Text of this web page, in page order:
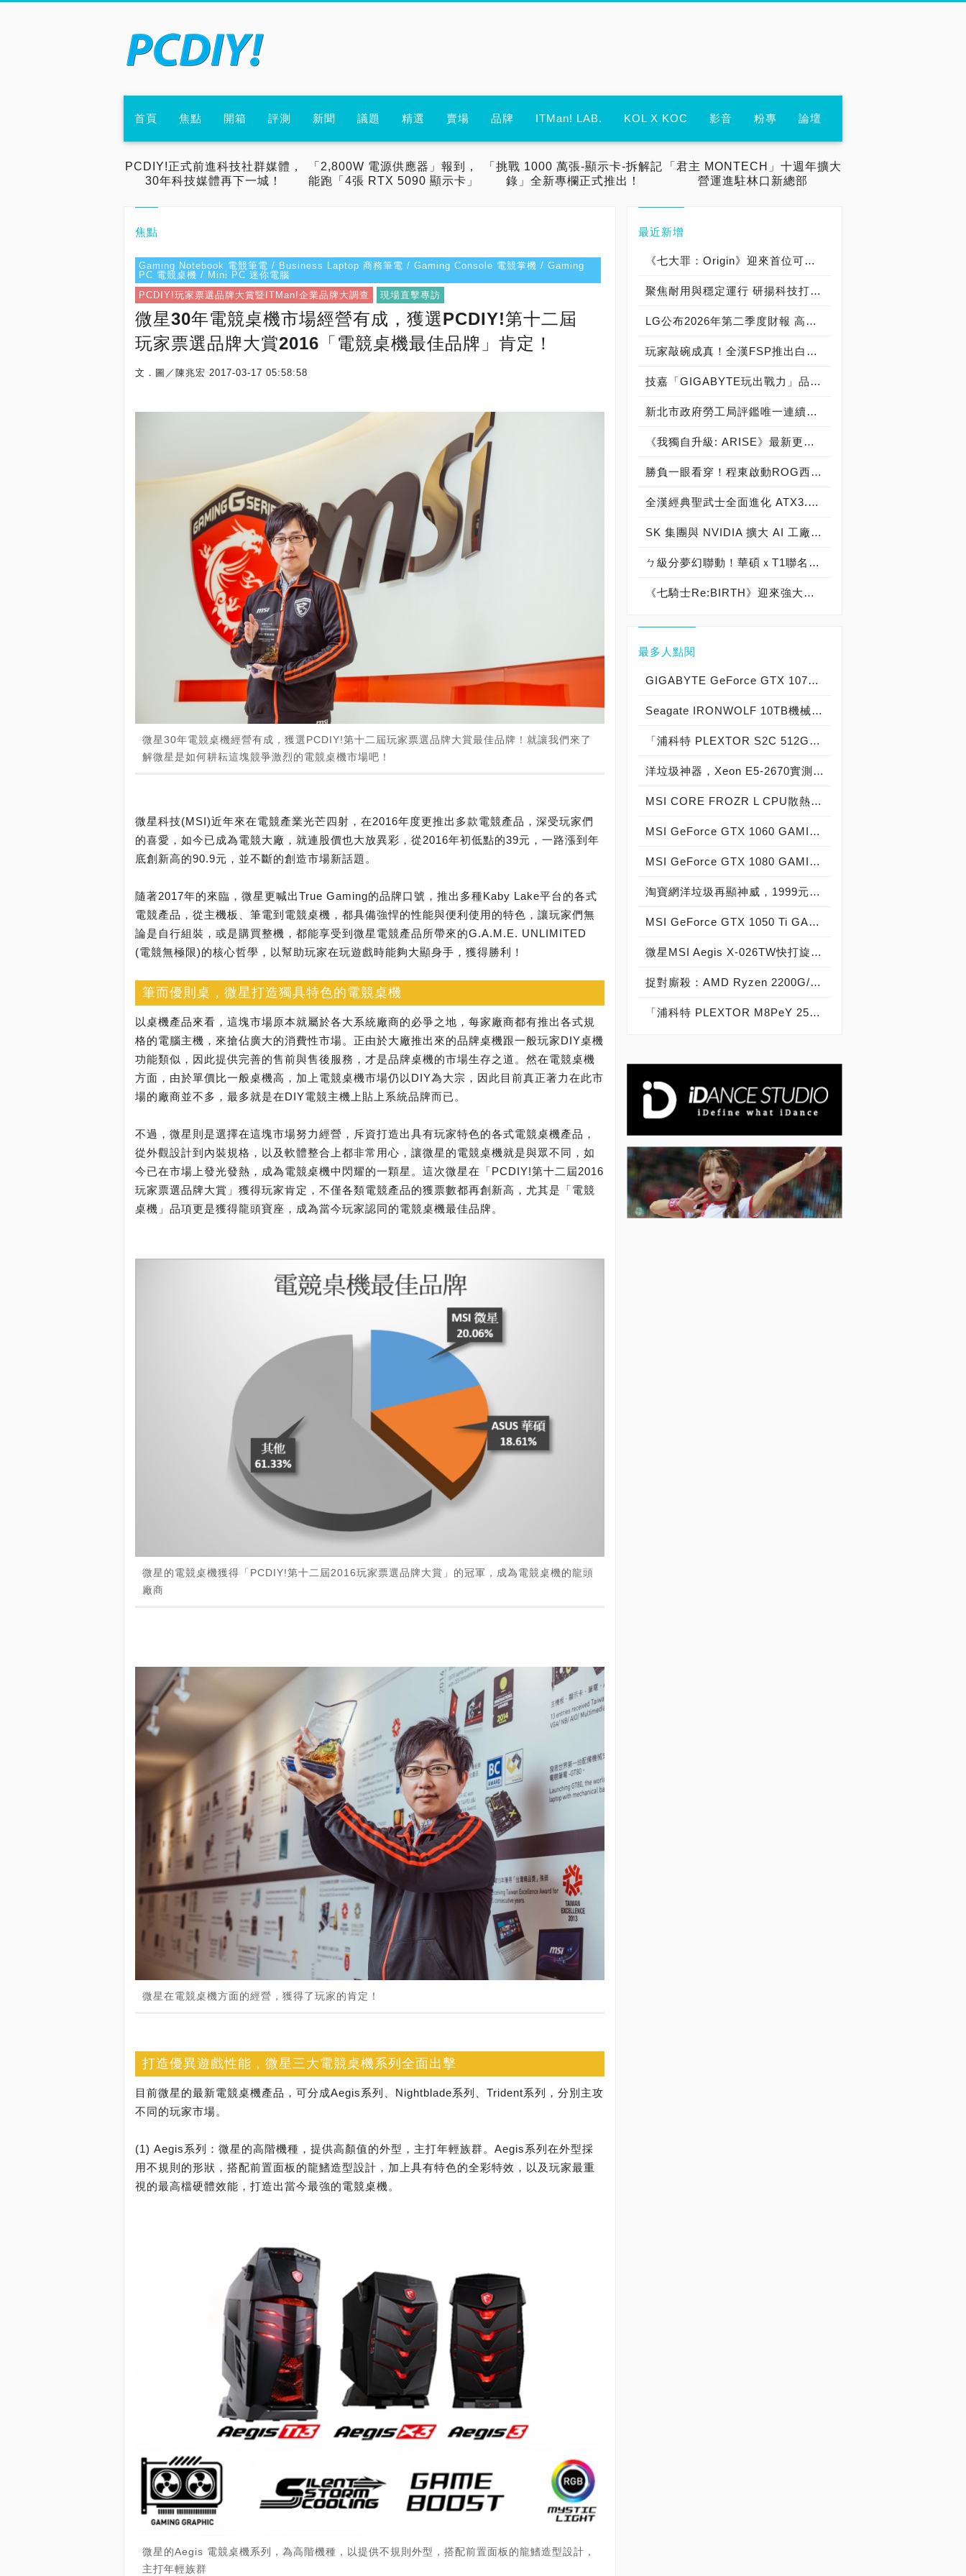
首頁 焦點 開箱 評測 新聞 議題 精選 賣場 品牌 ITMan! LAB. KOL X KOC 影音 粉專 論壇
PCDIY!正式前進科技社群媒體，
30年科技媒體再下一城！
「2,800W 電源供應器」報到，
能跑「4張 RTX 5090 顯示卡」
「挑戰 1000 萬張-顯示卡-拆解記
錄」全新專欄正式推出！
「君主 MONTECH」十週年擴大
營運進駐林口新總部
焦點
Gaming Notebook 電競筆電 / Business Laptop 商務筆電 / Gaming Console 電競掌機 / Gaming
PC 電競桌機 / Mini PC 迷你電腦
PCDIY!玩家票選品牌大賞暨ITMan!企業品牌大調查
現場直擊專訪
微星30年電競桌機市場經營有成，獲選PCDIY!第十二屆
玩家票選品牌大賞2016「電競桌機最佳品牌」肯定！
文．圖／陳兆宏 2017-03-17 05:58:58
微星30年電競桌機經營有成，獲選PCDIY!第十二屆玩家票選品牌大賞最佳品牌！就讓我們來了
解微星是如何耕耘這塊競爭激烈的電競桌機市場吧！
微星科技(MSI)近年來在電競產業光芒四射，在2016年度更推出多款電競產品，深受玩家們
的喜愛，如今已成為電競大廠，就連股價也大放異彩，從2016年初低點的39元，一路漲到年
底創新高的90.9元，並不斷的創造市場新話題。
隨著2017年的來臨，微星更喊出True Gaming的品牌口號，推出多種Kaby Lake平台的各式
電競產品，從主機板、筆電到電競桌機，都具備強悍的性能與便利使用的特色，讓玩家們無
論是自行組裝，或是購買整機，都能享受到微星電競產品所帶來的G.A.M.E. UNLIMITED
(電競無極限)的核心哲學，以幫助玩家在玩遊戲時能夠大顯身手，獲得勝利！
筆而優則桌，微星打造獨具特色的電競桌機
以桌機產品來看，這塊市場原本就屬於各大系統廠商的必爭之地，每家廠商都有推出各式規
格的電腦主機，來搶佔廣大的消費性市場。正由於大廠推出來的品牌桌機跟一般玩家DIY桌機
功能類似，因此提供完善的售前與售後服務，才是品牌桌機的市場生存之道。然在電競桌機
方面，由於單價比一般桌機高，加上電競桌機市場仍以DIY為大宗，因此目前真正著力在此市
場的廠商並不多，最多就是在DIY電競主機上貼上系統品牌而已。
不過，微星則是選擇在這塊市場努力經營，斥資打造出具有玩家特色的各式電競桌機產品，
從外觀設計到內裝規格，以及軟體整合上都非常用心，讓微星的電競桌機就是與眾不同，如
今已在市場上發光發熱，成為電競桌機中閃耀的一顆星。這次微星在「PCDIY!第十二屆2016
玩家票選品牌大賞」獲得玩家肯定，不僅各類電競產品的獲票數都再創新高，尤其是「電競
桌機」品項更是獲得龍頭寶座，成為當今玩家認同的電競桌機最佳品牌。
微星的電競桌機獲得「PCDIY!第十二屆2016玩家票選品牌大賞」的冠軍，成為電競桌機的龍頭
廠商
微星在電競桌機方面的經營，獲得了玩家的肯定！
打造優異遊戲性能，微星三大電競桌機系列全面出擊
目前微星的最新電競桌機產品，可分成Aegis系列、Nightblade系列、Trident系列，分別主攻
不同的玩家市場。
(1) Aegis系列：微星的高階機種，提供高顏值的外型，主打年輕族群。Aegis系列在外型採
用不規則的形狀，搭配前置面板的龍鰭造型設計，加上具有特色的全彩特效，以及玩家最重
視的最高檔硬體效能，打造出當今最強的電競桌機。
微星的Aegis 電競桌機系列，為高階機種，以提供不規則外型，搭配前置面板的龍鰭造型設計，
主打年輕族群
最近新增
《七大罪：Origin》迎來首位可遊玩十誡角色「德里艾利」
聚焦耐用與穩定運行 研揚科技打造新一代 COM Express Type 6 模組
LG公布2026年第二季度財報 高附加價值產品銷售成長與成本競爭力提升，營業獲利年增 147%
玩家敲碗成真！全漢FSP推出白色 VITA PM MIT 1000W 靜音電源純白上市！ MIT 白金電源首度披上純白戰袍，支援 ATX 3.1、PCIe 5.1，10年保固！
技嘉「GIGABYTE玩出戰力」品牌活動8/3讓玩家「找到專屬配備」
新北市政府勞工局評鑑唯一連續三年獲獎企業！ 宏正三度榮膺新北市政府<友善移工企業>殊榮
《我獨自升級: ARISE》最新更新 成振宇覺醒闇影君主繼承者
勝負一眼看穿！程東啟動ROG西風之神 雙螢幕AI致勝全局
全漢經典聖武士全面進化 ATX3.1，價格不變！FSP VIC BD+ 電競入門最強銅牌電源！ ATX 3.1、全新壓紋線材、登錄享 5 年保固，打造新世代入門電競首選
SK 集團與 NVIDIA 擴大 AI 工廠與次世代記憶體策略合作 規模逾 5,000 億美元的 NVIDIA-SK AI 計畫（NVIDIA-SK AI Initiative）， 涵蓋 SK Telecom 最高達 2GW 的 AI 工廠，以及與 SK 海力士的長期 AI 記憶體合作
ㄅ級分夢幻聯動！華碩ｘT1聯名顯示卡全台盛大開賣
《七騎士Re:BIRTH》迎來強大的全新英雄[天劍]宣嵐 同步推出韓國主題劇情
最多人點閱
GIGABYTE GeForce GTX 1070 Xtreme Gaming實測開箱，電競級顯示卡中的頂尖之作！
Seagate IRONWOLF 10TB機械硬碟實測開箱，氦氣填充那嘶狼守護者NAS HDD
「浦科特 PLEXTOR S2C 512GB SSD」實測開箱，超值型固態硬碟中的優質好貨！
洋垃圾神器，Xeon E5-2670實測開箱大作戰！
MSI CORE FROZR L CPU散熱器實測開箱，微星電競產品再添新兵
MSI GeForce GTX 1060 GAMING X 6G實測開箱，玩家級電競顯示卡中的神兵利器！
MSI GeForce GTX 1080 GAMING X 8G實測開箱，史上最強大Pascal自製顯示卡全面來襲！
淘寶網洋垃圾再顯神威，1999元買到8核心16執行緒Xeon E5-2670神器級處理器！
MSI GeForce GTX 1050 Ti GAMING X 4G實測開箱，中階電競顯示卡中的玩家精品！
微星MSI Aegis X-026TW快打旋風V同梱版實測開箱，VR電競桌機的頂尖之作！
捉對廝殺：AMD Ryzen 2200G/2400G VS Intel Core i3-8100/i5-8400
「浦科特 PLEXTOR M8PeY 256GB、512GB、1TB」實測開箱，玩家級NVMe型PCIe 3.0 x4 SSD效能實測大作戰！